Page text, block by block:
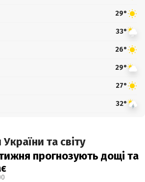
29°
33°
26°
29°
27°
32°
та світу
прогнозують дощі та